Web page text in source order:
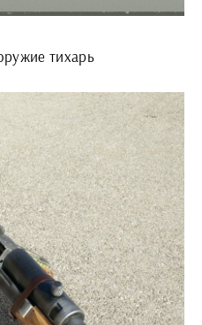
тихарь